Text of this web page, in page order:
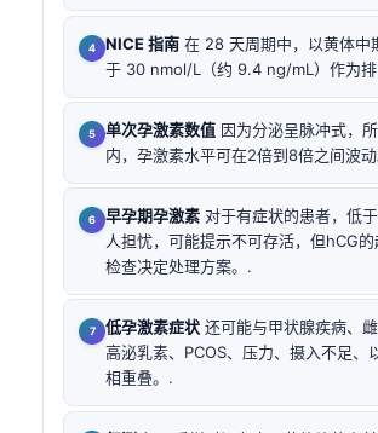
NICE 指南 在 28 天周期中，以黄体中
于 30 nmol/L（约 9.4 ng/mL）作为排
单次孕激素数值 因为分泌呈脉冲式，
内，孕激素水平可在2倍到8倍之间波
早孕期孕激素 对于有症状的患者，低
人担忧，可能提示不可存活，但hCG
检查决定处理方案。.
低孕激素症状 还可能与甲状腺疾病、雌
高泌乳素、PCOS、压力、摄入不足、
相重叠。.